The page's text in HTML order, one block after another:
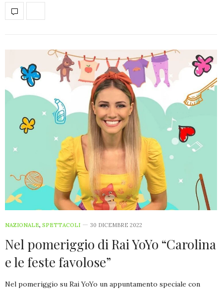
NAZIONALE, SPETTACOLI 30 DICEMBRE 2022
Nel pomeriggio di Rai YoYo “Carolina
e le feste favolose”
Nel pomeriggio su Rai YoYo un appuntamento speciale con